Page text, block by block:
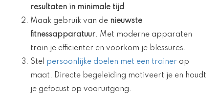
resultaten in minimale tijd.
Maak gebruik van de nieuwste
fitnessapparatuur. Met moderne apparaten
train je efficiënter en voorkom je blessures.
Stel persoonlijke doelen met een trainer op
maat. Directe begeleiding motiveert je en houdt
je gefocust op vooruitgang.